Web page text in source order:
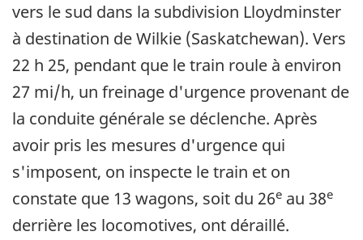
vers le sud dans la subdivision Lloydminster
à destination de Wilkie (Saskatchewan). Vers
22 h 25, pendant que le train roule à environ
27 mi/h, un freinage d'urgence provenant de
la conduite générale se déclenche. Après
avoir pris les mesures d'urgence qui
s'imposent, on inspecte le train et on
constate que 13 wagons, soit du 26e au 38e
derrière les locomotives, ont déraillé.